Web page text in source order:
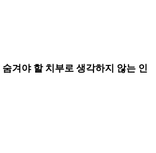
겨야 할 치부로 생각하지 않는 인